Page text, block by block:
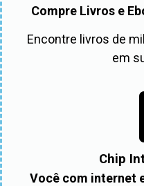
Compre Livros e
Encontre livros de
em
Chip
Você com internet